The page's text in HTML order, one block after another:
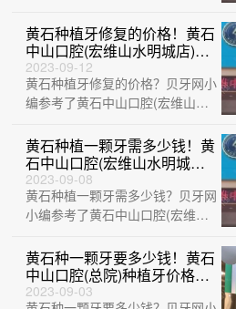
所、黄石中山···
黄石种植牙修复的价格！黄石
中山口腔(宏维山水明城店)种
植牙医院排名TOP1，瑞典
Astra种植牙：9834元起/颗！
2023-09-12
黄石种植牙修复的价格？贝牙网小
编参考了黄石中山口腔(宏维山水
店)、湖···
黄石种植一颗牙需多少钱！黄
石中山口腔(宏维山水明城店)
种植牙价格表抢先看，国产康
德泰种植牙价格：3814元起/
颗！
2023-09-08
黄石种植一颗牙需多少钱？贝牙网
小编参考了黄石中山口腔(宏维山
店)、···
黄石种一颗牙要多少钱！黄石
中山口腔(总院)种植牙价格表
更新，国产康盛种植牙价格：
2023-09-03